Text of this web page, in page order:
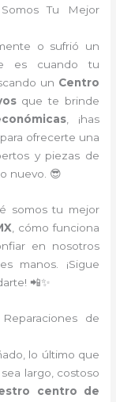
Tu Mejor
o sufrió un
es cuando tu
un Centro
que te brinde
, ¡has
ofrecerte una
y piezas de
nuevo. 😎
somos tu mejor
, cómo funciona
en nosotros
manos. ¡Sigue
📲✨
de
lo último que
largo, costoso
centro de